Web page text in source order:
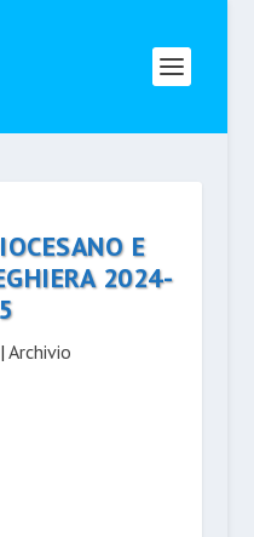
E
2024-
|Archivio